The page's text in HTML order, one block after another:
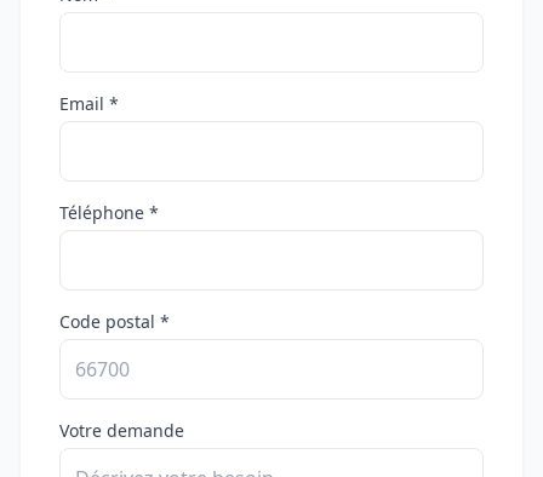
Email *
Téléphone *
Code postal *
Votre demande